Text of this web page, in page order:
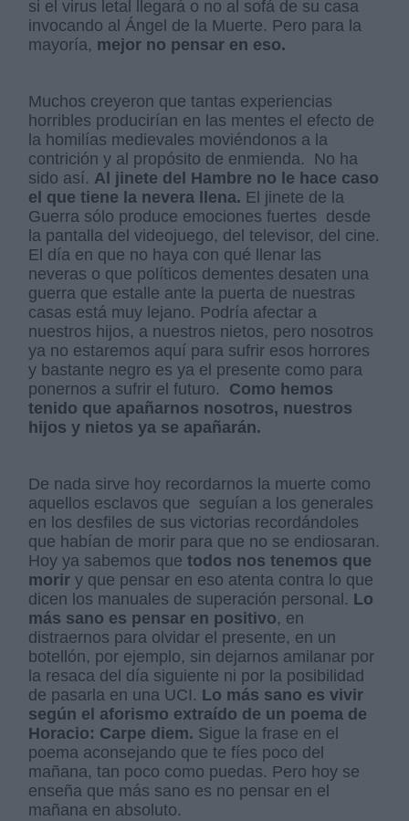
si el virus letal llegará o no al sofá de su casa
invocando al Ángel de la Muerte. Pero para la
mayoría, mejor no pensar en eso.
Muchos creyeron que tantas experiencias
horribles producirían en las mentes el efecto de
la homilías medievales moviéndonos a la
contrición y al propósito de enmienda. No ha
sido así. Al jinete del Hambre no le hace caso
el que tiene la nevera llena. El jinete de la
Guerra sólo produce emociones fuertes desde
la pantalla del videojuego, del televisor, del cine.
El día en que no haya con qué llenar las
neveras o que políticos dementes desaten una
guerra que estalle ante la puerta de nuestras
casas está muy lejano. Podría afectar a
nuestros hijos, a nuestros nietos, pero nosotros
ya no estaremos aquí para sufrir esos horrores
y bastante negro es ya el presente como para
ponernos a sufrir el futuro. Como hemos
tenido que apañarnos nosotros, nuestros
hijos y nietos ya se apañarán.
De nada sirve hoy recordarnos la muerte como
aquellos esclavos que seguían a los generales
en los desfiles de sus victorias recordándoles
que habían de morir para que no se endiosaran.
Hoy ya sabemos quetodos nos tenemos que
morir y que pensar en eso atenta contra lo que
dicen los manuales de superación personal. Lo
más sano es pensar en positivo, en
distraernos para olvidar el presente, en un
botellón, por ejemplo, sin dejarnos amilanar por
la resaca del día siguiente ni por la posibilidad
de pasarla en una UCI. Lo más sano es vivir
según el aforismo extraído de un poema de
Horacio: Carpe diem. Sigue la frase en el
poema aconsejando que te fíes poco del
mañana, tan poco como puedas. Pero hoy se
enseña que más sano es no pensar en el
mañana en absoluto.